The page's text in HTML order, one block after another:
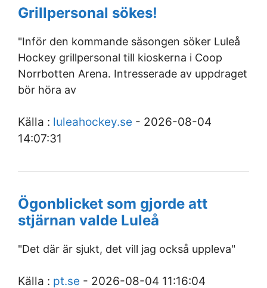
Grillpersonal sökes!
"Inför den kommande säsongen söker Luleå
Hockey grillpersonal till kioskerna i Coop
Norrbotten Arena. Intresserade av uppdraget
bör höra av
Källa : luleahockey.se - 2026-08-04
14:07:31
Ögonblicket som gjorde att
stjärnan valde Luleå
"Det där är sjukt, det vill jag också uppleva"
Källa : pt.se - 2026-08-04 11:16:04